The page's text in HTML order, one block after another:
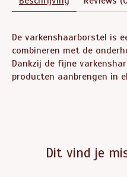
De varkenshaarborstel is
combineren met de
Dankzij de fijne
producten aanbrengen in
Dit vind je